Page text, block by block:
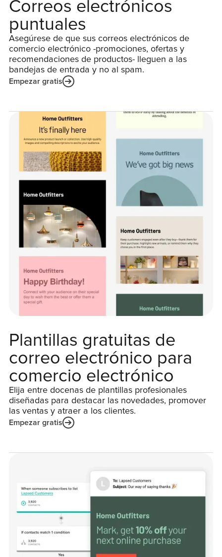
Correos electrónicos
puntuales
Asegúrese de que sus correos electrónicos de
comercio electrónico -promociones, ofertas y
recomendaciones de productos- lleguen a las
bandejas de entrada y no al spam.
Empezar gratis
Plantillas gratuitas de
correo electrónico para
comercio electrónico
Elija entre docenas de plantillas profesionales
diseñadas para destacar las novedades, promover
las ventas y atraer a los clientes.
Empezar gratis